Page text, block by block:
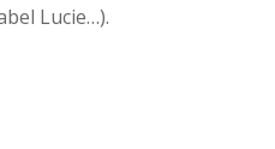
Lucie…).